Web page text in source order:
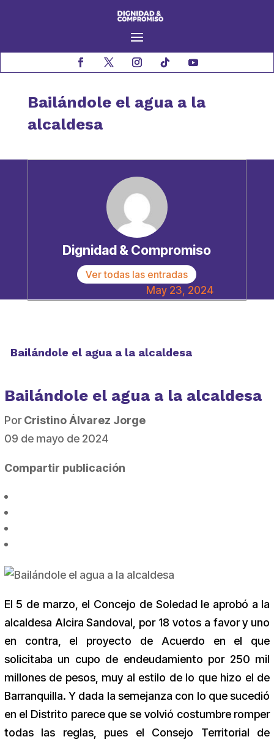
Bailándole el agua a la
alcaldesa
Dignidad & Compromiso
Ver todas las entradas
May 23, 2024
Bailándole el agua a la alcaldesa
Bailándole el agua a la alcaldesa
PorCristino Álvarez Jorge
09 de mayo de 2024
Compartir publicación
El 5 de marzo, el Concejo de Soledad le aprobó a la
alcaldesa Alcira Sandoval, por 18 votos a favor y uno
en contra, el proyecto de Acuerdo en el que
solicitaba un cupo de endeudamiento por 250 mil
millones de pesos, muy al estilo de lo que hizo el de
Barranquilla. Y dada la semejanza con lo que sucedió
en el Distrito parece que se volvió costumbre romper
todas las reglas, pues el Consejo Territorial de